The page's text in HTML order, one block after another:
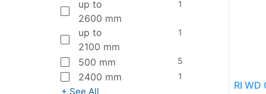
up to
2600 mm
1
up to
2100 mm
1
500 mm 5
2400 mm 1
+ See All